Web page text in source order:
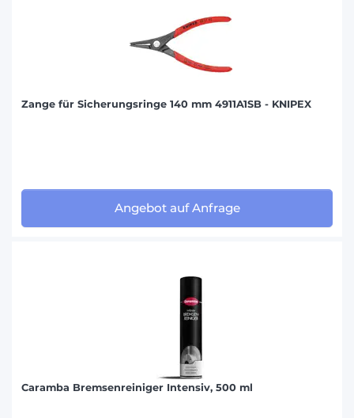
Zange für Sicherungsringe 140 mm 4911A1SB - KNIPEX
Angebot auf Anfrage
Caramba Bremsenreiniger Intensiv, 500 ml